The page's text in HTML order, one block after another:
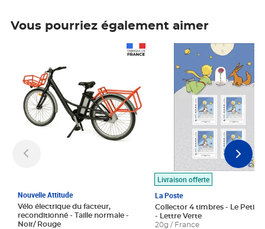
Vous pourriez également aimer
Nouvelle Attitude
Vélo électrique du facteur,
reconditionné - Taille normale -
Noir/ Rouge
Livraison offerte
La Poste
Collector 4 timbres - Le Petit
- Lettre Verte
20g / France
Prix 7,50€